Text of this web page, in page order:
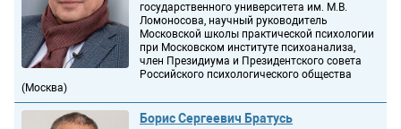
государственного университета им. М.В.
Ломоносова, научный руководитель
Московской школы практической психологии
при Московском институте психоанализа,
член Президиума и Президентского совета
Российского психологического общества
(Москва)
Борис Сергеевич Братусь